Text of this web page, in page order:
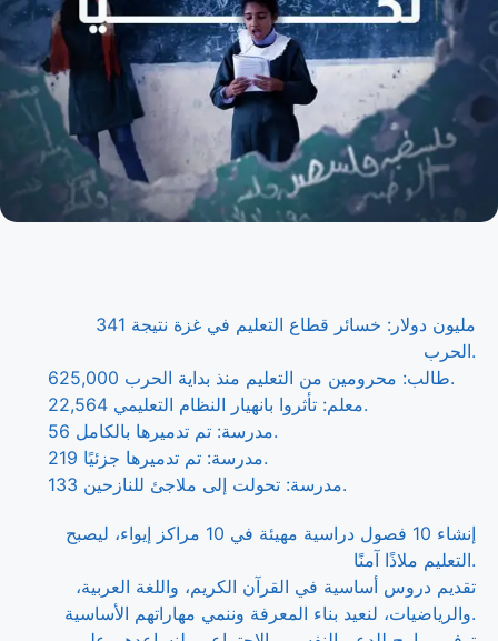
341 مليون دولار: خسائر قطاع التعليم في غزة نتيجة
الحرب.
625,000 طالب: محرومين من التعليم منذ بداية الحرب.
22,564 معلم: تأثروا بانهيار النظام التعليمي.
56 مدرسة: تم تدميرها بالكامل.
219 مدرسة: تم تدميرها جزئيًا.
133 مدرسة: تحولت إلى ملاجئ للنازحين.
إنشاء 10 فصول دراسية مهيئة في 10 مراكز إيواء، ليصبح
التعليم ملاذًا آمنًا.
تقديم دروس أساسية في القرآن الكريم، واللغة العربية،
والرياضيات، لنعيد بناء المعرفة وننمي مهاراتهم الأساسية.